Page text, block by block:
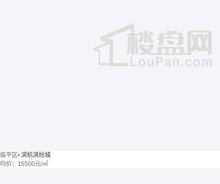
临平区• 滨杭滨纷城
均价： 15500元/㎡